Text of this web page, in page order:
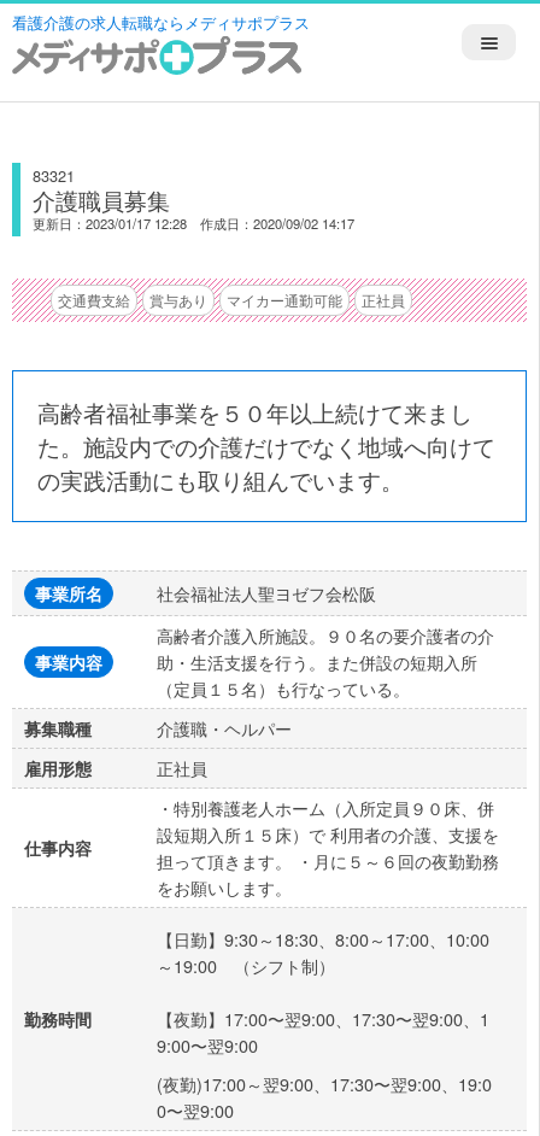
看護介護の求人転職ならメディサポプラス
83321
介護職員募集
更新日：2023/01/17 12:28 作成日：2020/09/02 14:17
交通費支給 賞与あり マイカー通勤可能 正社員
高齢者福祉事業を５０年以上続けて来まし
た。施設内での介護だけでなく地域へ向けて
の実践活動にも取り組んでいます。
事業所名 社会福祉法人聖ヨゼフ会松阪
事業内容
高齢者介護入所施設。９０名の要介護者の介
助・生活支援を行う。また併設の短期入所
（定員１５名）も行なっている。
募集職種 介護職・ヘルパー
雇用形態 正社員
仕事内容
・特別養護老人ホーム（入所定員９０床、併
設短期入所１５床）で 利用者の介護、支援を
担って頂きます。 ・月に５～６回の夜勤勤務
をお願いします。
勤務時間
【日勤】9:30～18:30、8:00～17:00、10:00
～19:00 （シフト制）
【夜勤】17:00〜翌9:00、17:30〜翌9:00、1
9:00〜翌9:00
(夜勤)17:00～翌9:00、17:30〜翌9:00、19:0
0〜翌9:00